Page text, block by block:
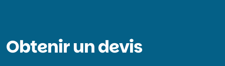
Obtenir un devis